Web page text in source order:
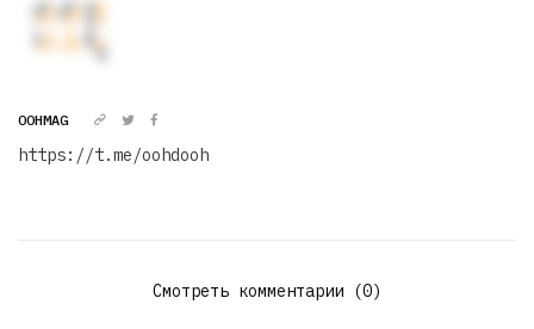
OOHMAG
https://t.me/oohdooh
Смотреть комментарии (0)